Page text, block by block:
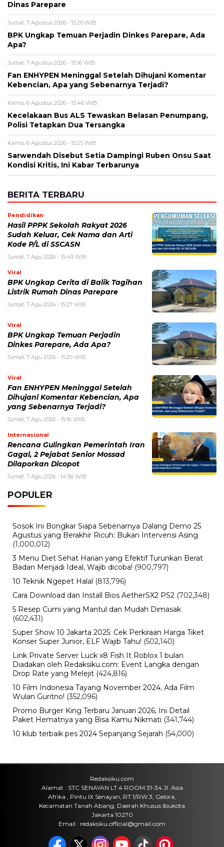
Dinas Parepare
Jumat, 7 Agustus 2026 - 15:20 WIB
BPK Ungkap Temuan Perjadin Dinkes Parepare, Ada
Apa?
Jumat, 7 Agustus 2026 - 15:16 WIB
Fan ENHYPEN Meninggal Setelah Dihujani Komentar
Kebencian, Apa yang Sebenarnya Terjadi?
Kamis, 6 Agustus 2026 - 15:46 WIB
Kecelakaan Bus ALS Tewaskan Belasan Penumpang,
Polisi Tetapkan Dua Tersangka
Kamis, 6 Agustus 2026 - 15:25 WIB
Sarwendah Disebut Setia Dampingi Ruben Onsu Saat
Kondisi Kritis, Ini Kabar Terbarunya
BERITA TERBARU
Pendidikan
Hasil PPPK Sekolah Rakyat 2026
Sudah Keluar, Cek Nama dan Arti
Kode P/L di SSCASN
Jumat, 7 Agu 2026 - 15:49 WIB
Viral
BPK Ungkap Cerita di Balik Tagihan
Listrik Rumah Dinas Parepare
Jumat, 7 Agu 2026 - 15:27 WIB
Viral
BPK Ungkap Temuan Perjadin
Dinkes Parepare, Ada Apa?
Jumat, 7 Agu 2026 - 15:20 WIB
Viral
Fan ENHYPEN Meninggal Setelah
Dihujani Komentar Kebencian, Apa
yang Sebenarnya Terjadi?
Jumat, 7 Agu 2026 - 15:16 WIB
Internasional
Rencana Gulingkan Pemerintah Iran
Gagal, 2 Pejabat Senior Mossad
Dilaporkan Dicopot
Jumat, 7 Agu 2026 - 14:56 WIB
POPULER
Sosok Ini Bongkar Siapa Sebenarnya Dalang Demo 25
Agustus yang Berakhir Ricuh: Bukan Intervensi Asing
(1,000,012)
3 Menu Diet Sehat Harian yang Efektif Turunkan Berat
Badan Menjadi Ideal, Wajib dicoba! (900,797)
10 Teknik Ngepet Halal (813,796)
Cara Download dan Install Bios AetherSX2 PS2 (702,348)
5 Resep Cumi yang Mantul dan Mudah Dimasak
(602,431)
Super Show 10 Jakarta 2025: Cek Perkiraan Harga Tiket
Konser Super Junior, ELF Wajib Tahu! (502,140)
Link Private Server Luck x8 Fish It Roblox 1 bulan
Diadakan oleh Redaksiku.com: Event Langka dengan
Drop Rate yang Melejit (424,816)
10 Film Indonesia Tayang November 2024, Ada Film
Wulan Guritno! (352,096)
Promo Burger King Terbaru Januari 2026, Ini Detail
Paket Hematnya yang Bisa Kamu Nikmati (341,744)
10 klub terbaik pes 2024 Sepanjang Sejarah (54,000)
Redaksiku.com
Alamat : STC SENAYAN LT.4 ROOM 31-34 Jl. Asia
Afrika , Pintu IX Senayan, RT.1/RW.3, Gelora,
Kecamatan Tanah Abang, Daerah Khusus Ibukota
Jakarta 10270
Email : redaksiku.official@gmail.com